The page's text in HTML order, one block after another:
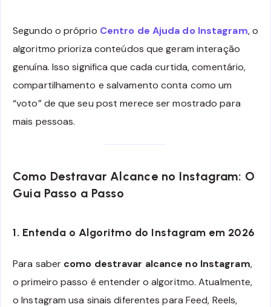
Segundo o próprio Centro de Ajuda do Instagram, o
algoritmo prioriza conteúdos que geram interação
genuína. Isso significa que cada curtida, comentário,
compartilhamento e salvamento conta como um
“voto” de que seu post merece ser mostrado para
mais pessoas.
Como Destravar Alcance no Instagram: O
Guia Passo a Passo
1. Entenda o Algoritmo do Instagram em 2026
Para saber como destravar alcance no Instagram,
o primeiro passo é entender o algoritmo. Atualmente,
o Instagram usa sinais diferentes para Feed, Reels,